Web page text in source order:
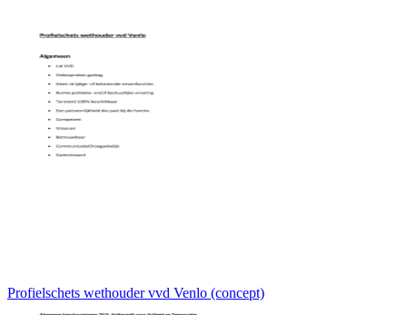
Profielschets wethouder vvd Venlo (concept)